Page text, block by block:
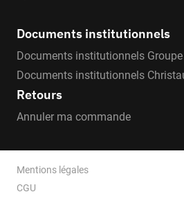
Documents institutionnels
Documents institutionnels Groupe
Documents institutionnels
Retours
Annuler ma commande
Mentions légales
CGU